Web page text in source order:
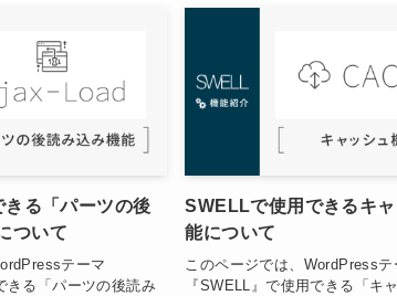
る「パーツの後
ついて
テーマ
きる「パーツの後読み
SWELLで使用できるキ
能について
このページでは、WordPressテ
『SWELL』で使用できる「キ